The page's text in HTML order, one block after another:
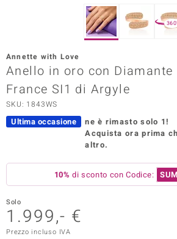
Paraíso
del Boss
Annette with Love
Anello in oro con Diamante
France SI1 di Argyle
SKU: 1843WS
Ultima occasione
ne è rimasto solo 1!
Acquista ora prima
altro.
10% di sconto con Codice:
Solo
1.999,- €
Prezzo incluso IVA